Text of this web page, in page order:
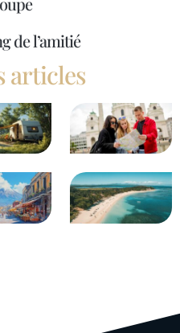
de l’amitié
articles